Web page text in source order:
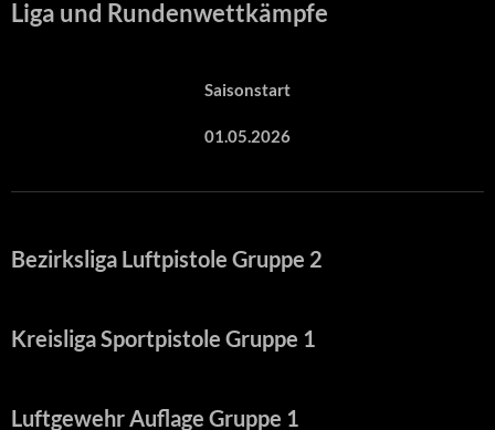
Liga und Rundenwettkämpfe
Saisonstart
01.05.2026
Bezirksliga Luftpistole Gruppe 2
Kreisliga Sportpistole Gruppe 1
Luftgewehr Auflage Gruppe 1